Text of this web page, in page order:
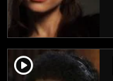
player2